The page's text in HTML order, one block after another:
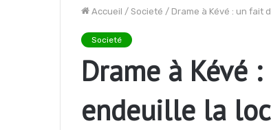
Accueil / Societé / Drame à Kévé : un fait
Societé
Drame à Kévé
endeuille la